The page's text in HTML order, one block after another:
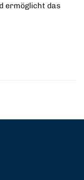
ermöglicht das